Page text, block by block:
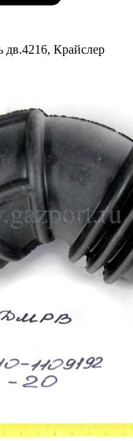
дв.4216, Крайслер